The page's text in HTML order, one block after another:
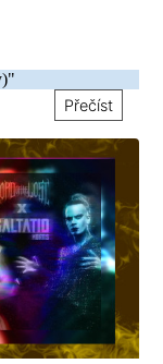
Přečíst